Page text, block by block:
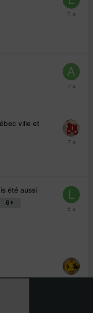
ville et
été aussi
6